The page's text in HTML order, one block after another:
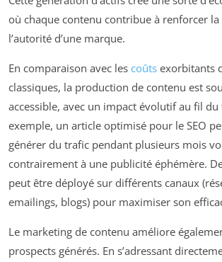
où chaque contenu contribue à renforcer la
l’autorité d’une marque.
En comparaison avec les coûts exorbitants
classiques, la production de contenu est
accessible, avec un impact évolutif au fil du
exemple, un article optimisé pour le SEO
générer du trafic pendant plusieurs mois
contrairement à une publicité éphémère.
peut être déployé sur différents canaux
emailings, blogs) pour maximiser son
Le marketing de contenu améliore
prospects générés. En s’adressant